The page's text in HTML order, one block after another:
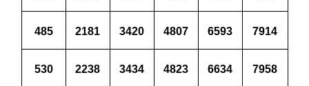
7914
6593
4807
3420
2181
485
7958
6634
4823
3434
2238
530